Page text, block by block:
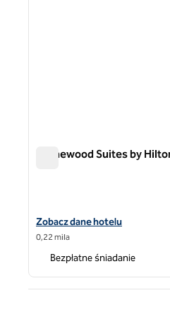
Homewood Suites by
Zobacz szczegóły hotelu
Zobacz dane hotelu
0,22 mila
Bezpłatne śniadanie